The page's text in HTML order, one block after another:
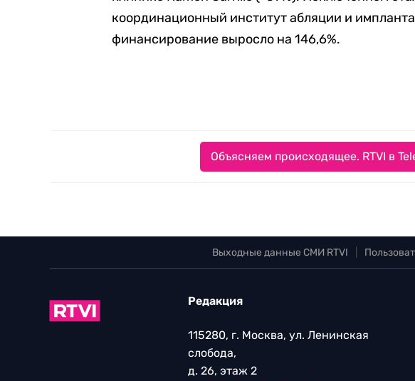
координационный институт абляции и
финансирование выросло на 146,6%.
Объясняем происходящее. RTVI в
Выходные данные СМИ RTVI
Редакция
115280, г. Москва, ул. Ленинская
слобода,
д. 26, этаж 2